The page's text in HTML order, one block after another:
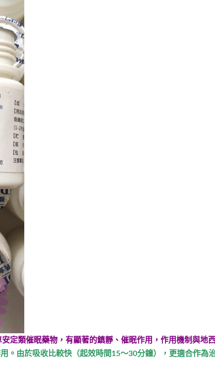
定類催眠藥物，有顯著的鎮靜、催眠作用，作用機制與地
。由於吸收比較快（起效時間15～30分鐘），更適合作為